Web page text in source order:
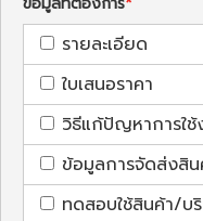
รายละเอียด
ใบเสนอราคา
วิธีแก้ปัญหาการใช้
ข้อมูลการจัดส่งสิน
ทดสอบใช้สินค้า/บ